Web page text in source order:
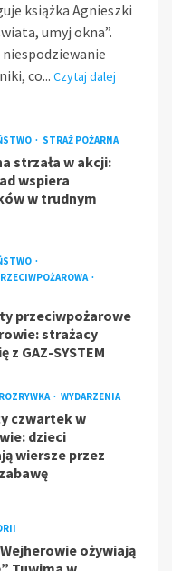
książka Agnieszki
umyj okna”.
co... Czytaj dalej
STRAŻ POŻARNA
strzała w akcji:
wspiera
w trudnym
przeciwpożarowe
strażacy
z GAZ-SYSTEM
ROZRYWKA WYDARZENIA
czwartek w
dzieci
wiersze przez
ożywiają